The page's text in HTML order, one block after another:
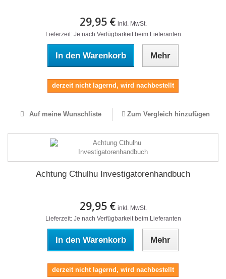
29,95 € inkl. MwSt.
Lieferzeit: Je nach Verfügbarkeit beim Lieferanten
In den Warenkorb Mehr
derzeit nicht lagernd, wird nachbestellt
Auf meine Wunschliste Zum Vergleich hinzufügen
Achtung Cthulhu Investigatorenhandbuch
29,95 € inkl. MwSt.
Lieferzeit: Je nach Verfügbarkeit beim Lieferanten
In den Warenkorb Mehr
derzeit nicht lagernd, wird nachbestellt